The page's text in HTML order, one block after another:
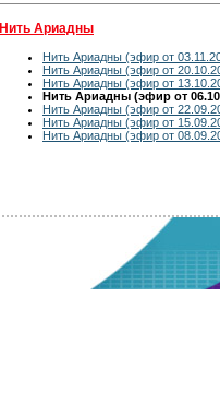
Нить Ариадны
Нить Ариадны (эфир от
Нить Ариадны (эфир от
Нить Ариадны (эфир от
Нить Ариадны (эфир от
Нить Ариадны (эфир от
Нить Ариадны (эфир от
Нить Ариадны (эфир от